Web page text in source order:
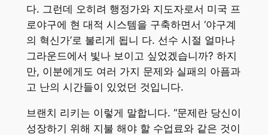
다. 그런데 오히려 행정가와 지도자로서 미국 프
로야구에 현 대적 시스템을 구축하면서 ‘야구계
의 혁신가’로 불리게 됩니 다. 선수 시절 얼마나
그라운드에서 빛나 보이고 싶었겠습니까? 하지
만, 이분에게도 여러 가지 문제와 실패의 아픔과
고 난의 시간들이 있었던 것입니다.
브랜치 리키는 이렇게 말합니다. “문제란 당신이
성장하기 위해 지불 해야 할 수업료와 같은 것이